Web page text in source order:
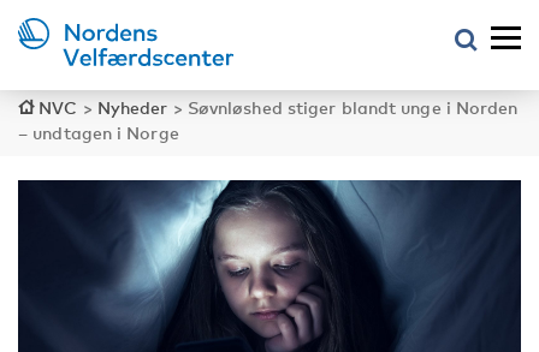
NVC > Nyheder > Søvnløshed stiger blandt unge i Norden
– undtagen i Norge